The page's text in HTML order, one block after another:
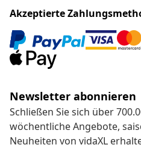
Akzeptierte
Newsletter abonnieren
Schließen Sie sich über
wöchentliche Angebote,
Neuheiten von vidaXL